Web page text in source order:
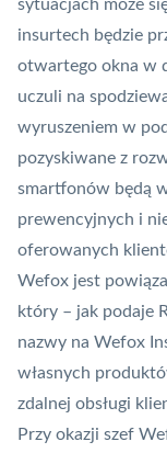
sytuacjach może
insurtech będzie
otwartego okna w
uczuli na
wyruszeniem w
pozyskiwane z
smartfonów będą
prewencyjnych i
oferowanych
Wefox jest
który – jak podaje
nazwy na Wefox
własnych
zdalnej obsługi
Przy okazji szef